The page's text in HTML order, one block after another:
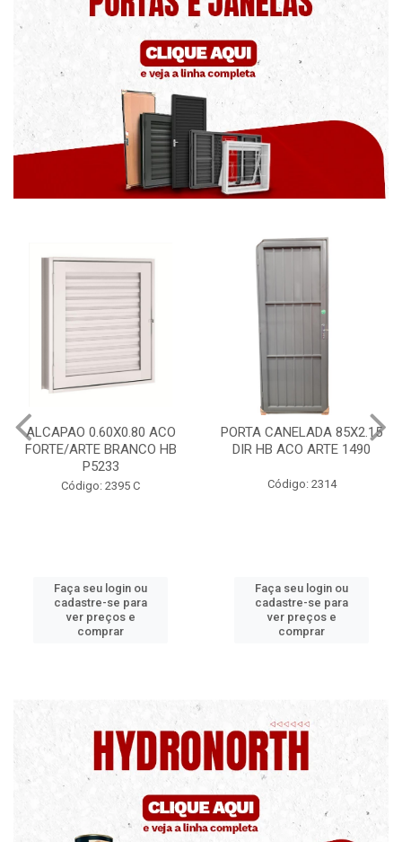
PORTA CANELADA 85X2.15
DIR HB ACO ARTE 1490
Código: 2314
Faça seu login ou
cadastre-se para
ver preços e
comprar
PORTA LAMINADA 60X215
DIR POP/MIX HB
Código: 2340
Faça seu login ou
cadastre-se para
ver preços e
comprar